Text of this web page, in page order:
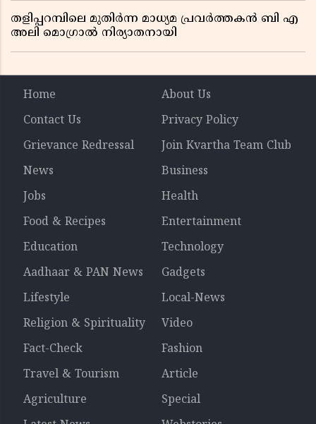
തളിപ്പറമ്പിലെ മുതിർന്ന മാധ്യമ പ്രവർത്തകൻ ബി എ
അലി മൊഗ്രാൽ നിര്യാതനായി
Home
About Us
Contact Us
Privacy Policy
Grievance Redressal
Join Kvartha Team Club
News
Business
Jobs
Health
Food & Recipes
Entertainment
Education
Technology
Aadhaar & PAN News
Gadgets
Lifestyle
Local-News
Religion & Spirituality
Video
Fact-Check
Fashion
Travel & Tourism
Article
Agriculture
Special